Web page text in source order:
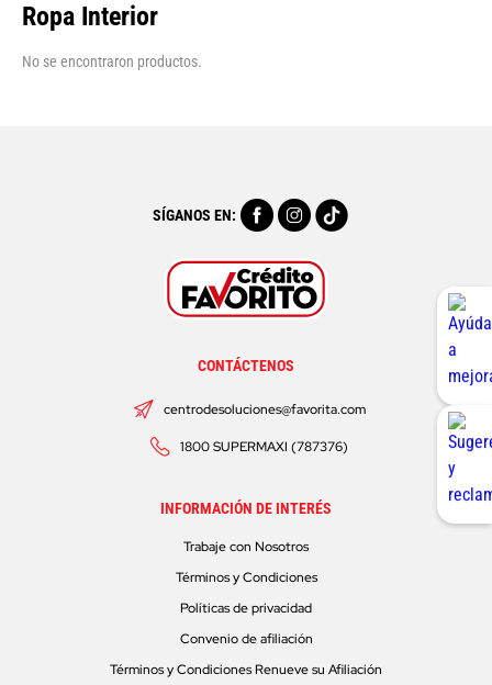
Ropa Interior
No se encontraron productos.
SÍGANOS EN:
CONTÁCTENOS
centrodesoluciones@favorita.com
1800 SUPERMAXI (787376)
INFORMACIÓN DE INTERÉS
Trabaje con Nosotros
Términos y Condiciones
Políticas de privacidad
Convenio de afiliación
Términos y Condiciones Renueve su Afiliación